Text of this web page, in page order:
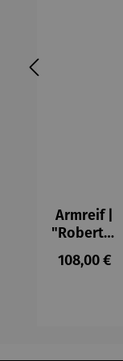
Armreif |
"Roberta"
– Anna
Mütz
108,00 €